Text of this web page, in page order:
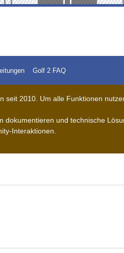
Golf 2 FAQ
seit 2010. Um alle Funktionen
und technische
Interaktionen.